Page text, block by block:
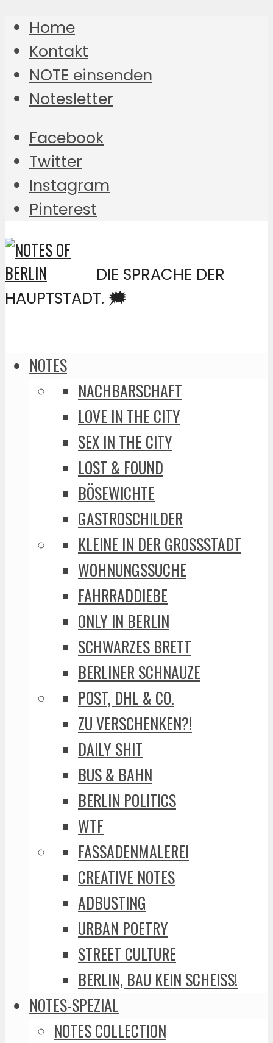
Home
Kontakt
NOTE einsenden
Notesletter
Facebook
Twitter
Instagram
Pinterest
DIE SPRACHE DER
HAUPTSTADT. 🗯️
NOTES
NACHBARSCHAFT
LOVE IN THE CITY
SEX IN THE CITY
LOST & FOUND
BÖSEWICHTE
GASTROSCHILDER
KLEINE IN DER GROSSSTADT
WOHNUNGSSUCHE
FAHRRADDIEBE
ONLY IN BERLIN
SCHWARZES BRETT
BERLINER SCHNAUZE
POST, DHL & CO.
ZU VERSCHENKEN?!
DAILY SHIT
BUS & BAHN
BERLIN POLITICS
WTF
FASSADENMALEREI
CREATIVE NOTES
ADBUSTING
URBAN POETRY
STREET CULTURE
BERLIN, BAU KEIN SCHEISS!
NOTES-SPEZIAL
NOTES COLLECTION